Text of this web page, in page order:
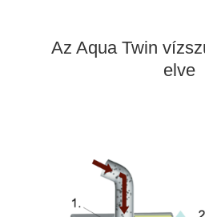
Az Aqua Twin
elve